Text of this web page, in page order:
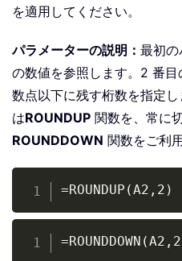
を適用してください。
パラメーターの説明： 最初
の数値を参照します。2 番
数点以下に残す桁数を指定
はROUNDUP 関数を、常に
ROUNDDOWN 関数をご利
=ROUNDUP(A2,2)